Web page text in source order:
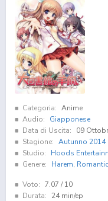
Categoria: Anime
Audio:
Giapponese
Data di Uscita:
09
Stagione: Autunno 2014
Studio:
Hoods
Genere:
Harem,
Voto: 7.07 / 10
Durata:
24 min/ep